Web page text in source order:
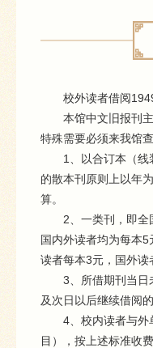
校外读者借阅
本馆中文旧报刊
特殊需要必须来我馆
1、以合订本（
的散本刊原则上以年
算。
2、一类刊，即全
国内外读者均为每本
读者每本3元，国外读
3、所借期刊当日
及次日以后继续借阅
4、校内读者与外
目），按上述标准收费